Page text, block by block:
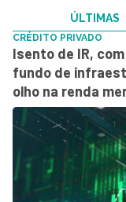
ÚLTIMAS
CRÉDITO PRIVADO
Isento de IR,
fundo de
olho na renda